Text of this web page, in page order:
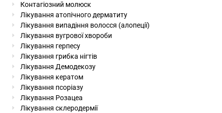
Контагіозний молюск
Лікування атопічного дерматиту
Лікування випадіння волосся (алопеції)
Лікування вугрової хвороби
Лікування герпесу
Лікування грибка нігтів
Лікування Демодекозу
Лікування кератом
Лікування псоріазу
Лікування Розацеа
Лікування склеродермії